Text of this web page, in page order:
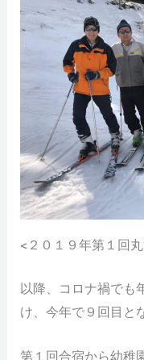
<２０１９年第１回
以降、コロナ禍でも
け、今年で９回目と
第１回合宿から幼稚